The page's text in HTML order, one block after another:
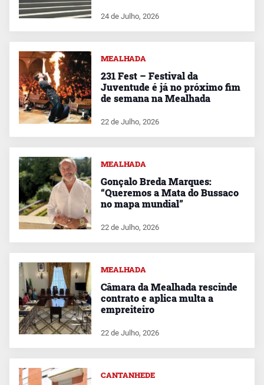
24 de Julho, 2026
MEALHADA
231 Fest – Festival da
Juventude é já no próximo fim
de semana na Mealhada
22 de Julho, 2026
MEALHADA
Gonçalo Breda Marques:
“Queremos a Mata do Bussaco
no mapa mundial”
22 de Julho, 2026
MEALHADA
Câmara da Mealhada rescinde
contrato e aplica multa a
empreiteiro
22 de Julho, 2026
CANTANHEDE